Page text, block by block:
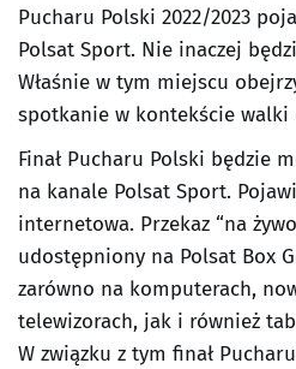
Pucharu Polski 2022/2023
Polsat Sport. Nie inaczej
Właśnie w tym miejscu
spotkanie w kontekście
Finał Pucharu Polski będzie
na kanale Polsat Sport.
internetowa. Przekaz “na
udostępniony na Polsat Box
zarówno na komputerach,
telewizorach, jak i również
W związku z tym finał